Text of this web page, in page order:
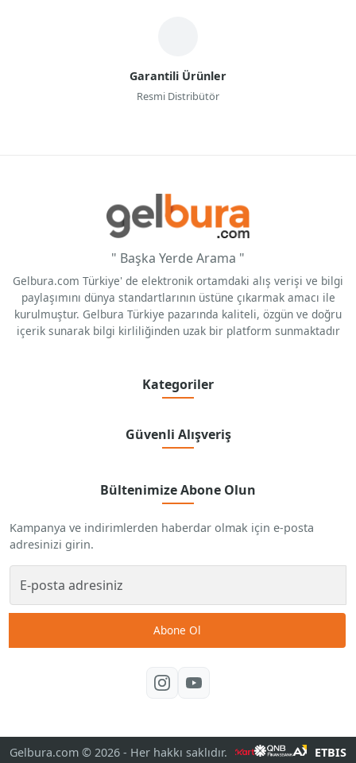
Garantili Ürünler
Resmi Distribütör
" Başka Yerde Arama "
Gelbura.com Türkiye' de elektronik ortamdaki alış verişi ve bilgi
paylaşımını dünya standartlarının üstüne çıkarmak amacı ile
kurulmuştur. Gelbura Türkiye pazarında kaliteli, özgün ve doğru
içerik sunarak bilgi kirliliğinden uzak bir platform sunmaktadır
Kategoriler
Güvenli Alışveriş
Bültenimize Abone Olun
Kampanya ve indirimlerden haberdar olmak için e-posta
adresinizi girin.
Abone Ol
Gelbura.com © 2026 - Her hakkı saklıdır. ETBIS